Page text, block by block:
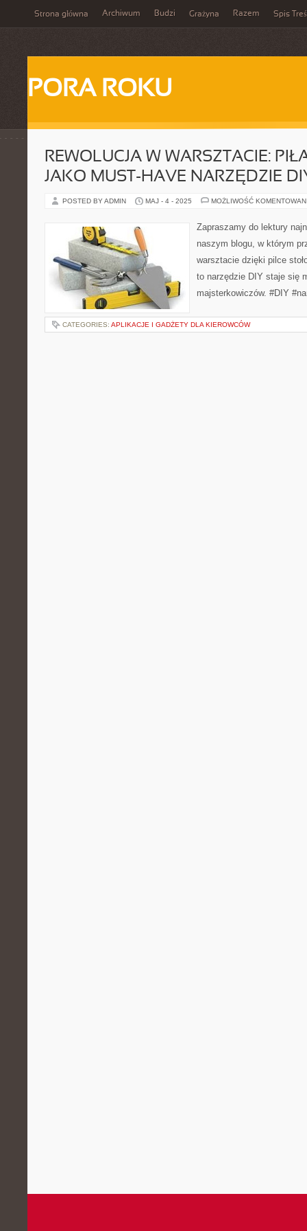
Strona główna Archiwum Budzi Grażyna Razem Spis
PORA ROKU
REWOLUCJA W WARSZTACIE:
JAKO MUST-HAVE NARZĘDZIE
POSTED BY ADMIN MAJ - 4 - 2025 MOŻLIWOŚĆ
Zapraszamy do lektury
naszym blogu, w którym
warsztacie dzięki pilce
to narzędzie DIY staje się
majsterkowiczów. #DIY
CATEGORIES: APLIKACJE I GADŻETY DLA KIEROWCÓW